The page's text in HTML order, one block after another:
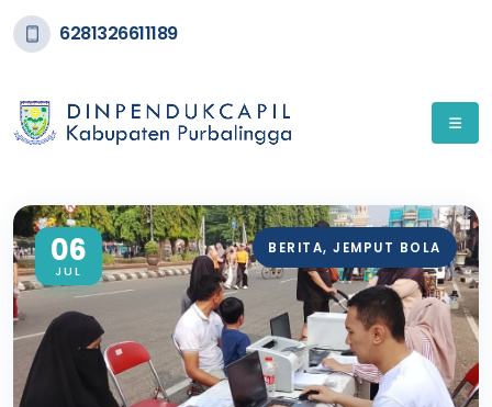
6281326611189
06
JUL
BERITA,JEMPUT BOLA